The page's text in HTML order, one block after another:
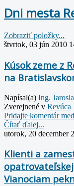
Dni mesta
Zobraziť položky...
štvrtok, 03 jún 2010
Kúsok zeme z
na
Napísal(a) Ing.
Zverejnené v Revúca
Pridajte komentár
Čítať ďalej...
utorok, 20 december
Klienti a
Vianociam